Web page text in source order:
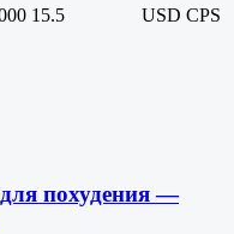
15.5 USD CPS
похудения —